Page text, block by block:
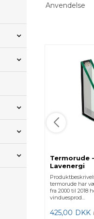
Anvendelse
Termorude
Lavenergi
termorude har
fra 2000 til 2018
vinduesprod...
425,00 DKK